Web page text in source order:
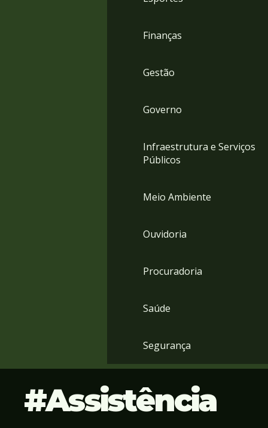
Finanças
Gestão
Governo
Infraestrutura e Serviços
Públicos
Meio Ambiente
Ouvidoria
Procuradoria
Saúde
Segurança
Assistência